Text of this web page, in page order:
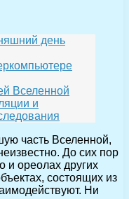
день
Вселенной
и
часть Вселенной,
До сих пор
и ореолах других
состоящих из
Ни